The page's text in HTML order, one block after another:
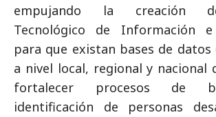
empujando la creación
Tecnológico de Información
para que existan bases de datos
a nivel local, regional y nacional
fortalecer procesos de
identificación de personas